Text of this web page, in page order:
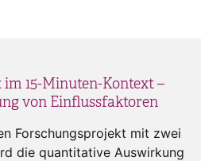
15-Minuten-Kontext –
von Einflussfaktoren
Forschungsprojekt mit zwei
die quantitative Auswirkung